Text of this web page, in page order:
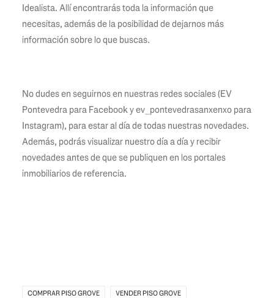
Idealista. Allí encontrarás toda la información que
necesitas, además de la posibilidad de dejarnos más
información sobre lo que buscas.
No dudes en seguirnos en nuestras redes sociales (EV
Pontevedra para Facebook y ev_pontevedrasanxenxo para
Instagram), para estar al día de todas nuestras novedades.
Además, podrás visualizar nuestro día a día y recibir
novedades antes de que se publiquen en los portales
inmobiliarios de referencia.
COMPRAR PISO GROVE VENDER PISO GROVE